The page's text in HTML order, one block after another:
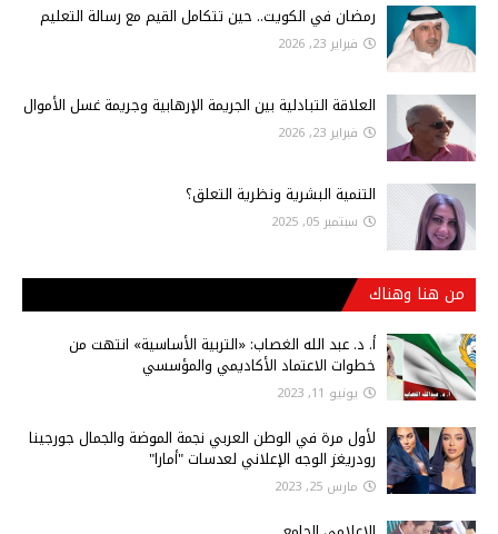
رمضان في الكويت.. حين تتكامل القيم مع رسالة التعليم
فبراير 23, 2026
العلاقة التبادلية بين الجريمة الإرهابية وجريمة غسل الأموال
فبراير 23, 2026
التنمية البشرية ونظرية التعلق؟
سبتمبر 05, 2025
من هنا وهناك
أ‌. د. عبد الله الغصاب: «التربية الأساسية» انتهت من
خطوات الاعتماد الأكاديمي والمؤسسي
يونيو 11, 2023
لأول مرة في الوطن العربي نجمة الموضة والجمال جورجينا
رودريغز الوجه الإعلاني لعدسات "أمارا"
مارس 25, 2023